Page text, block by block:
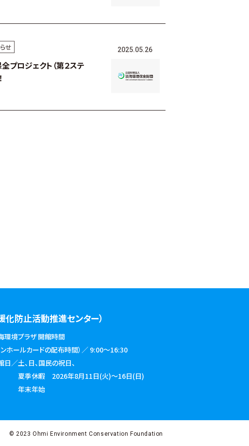
せ 2025.05.26
プロジェクト（第２ステ
化防止活動推進センター）
環境プラザ 開館時間
ンホールカードの配布時間）／ 9:00～16:30
日／土、日、国民の祝日、
季休暇 2026年8月11日(火)～16日(日)
末年始
© 2023 Ohmi Environment Conservation Foundation